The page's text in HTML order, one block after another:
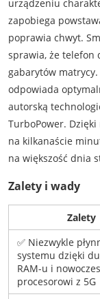
urządzeniu
zapobiega
poprawia chwyt.
sprawia, że telefon
gabarytów matrycy.
odpowiada
autorską
TurboPower.
na kilkanaście
na większość dnia
Zalety i wady
Zalety
✅ Niezwykle
systemu dzięki
RAM-u i
procesorowi z 5G